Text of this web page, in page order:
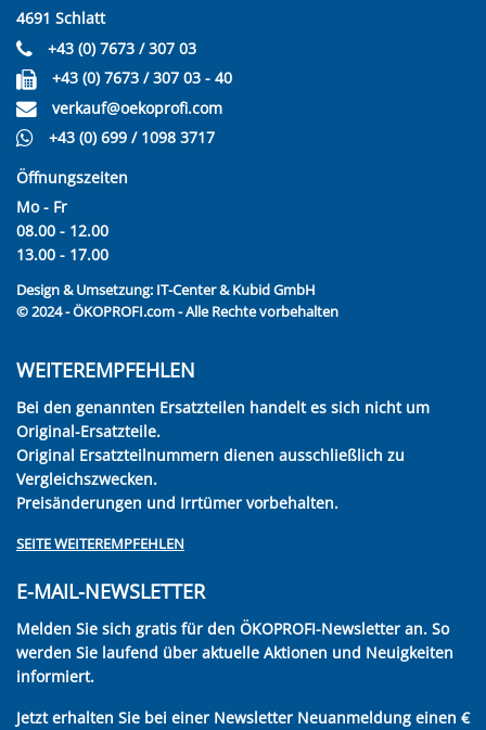
4691 Schlatt
+43 (0) 7673 / 307 03
+43 (0) 7673 / 307 03 - 40
verkauf@oekoprofi.com
+43 (0) 699 / 1098 3717
Öffnungszeiten
Mo - Fr
08.00 - 12.00
13.00 - 17.00
Design & Umsetzung: IT-Center & Kubid GmbH
© 2024 - ÖKOPROFI.com - Alle Rechte vorbehalten
WEITEREMPFEHLEN
Bei den genannten Ersatzteilen handelt es sich nicht um
Original-Ersatzteile.
Original Ersatzteilnummern dienen ausschließlich zu
Vergleichszwecken.
Preisänderungen und Irrtümer vorbehalten.
SEITE WEITEREMPFEHLEN
E-MAIL-NEWSLETTER
Melden Sie sich gratis für den ÖKOPROFI-Newsletter an. So
werden Sie laufend über aktuelle Aktionen und Neuigkeiten
informiert.
Jetzt erhalten Sie bei einer Newsletter Neuanmeldung einen €